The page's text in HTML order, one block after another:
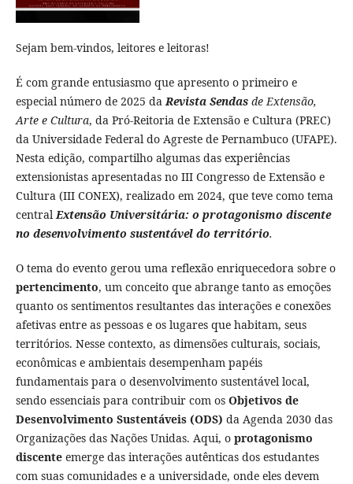
Sejam bem-vindos, leitores e leitoras!
É com grande entusiasmo que apresento o primeiro e
especial número de 2025 daRevista Sendasde Extensão,
Arte e Cultura, da Pró-Reitoria de Extensão e Cultura (PREC)
da Universidade Federal do Agreste de Pernambuco (UFAPE).
Nesta edição, compartilho algumas das experiências
extensionistas apresentadas no III Congresso de Extensão e
Cultura (III CONEX), realizado em 2024, que teve como tema
centralExtensão Universitária: o protagonismo discente
no desenvolvimento sustentável do território.
O tema do evento gerou uma reflexão enriquecedora sobre o
pertencimento, um conceito que abrange tanto as emoções
quanto os sentimentos resultantes das interações e conexões
afetivas entre as pessoas e os lugares que habitam, seus
territórios. Nesse contexto, as dimensões culturais, sociais,
econômicas e ambientais desempenham papéis
fundamentais para o desenvolvimento sustentável local,
sendo essenciais para contribuir com os Objetivos de
Desenvolvimento Sustentáveis (ODS) da Agenda 2030 das
Organizações das Nações Unidas. Aqui, o protagonismo
discenteemerge das interações autênticas dos estudantes
com suas comunidades e a universidade, onde eles devem